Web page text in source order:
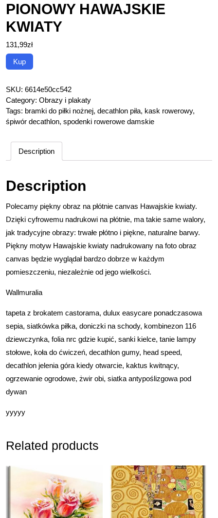
PIONOWY HAWAJSKIE
KWIATY
131,99zł
Kup
SKU: 6614e50cc542
Category: Obrazy i plakaty
Tags: bramki do piłki nożnej, decathlon piła, kask rowerowy,
śpiwór decathlon, spodenki rowerowe damskie
Description
Description
Polecamy piękny obraz na płótnie canvas Hawajskie kwiaty.
Dzięki cyfrowemu nadrukowi na płótnie, ma takie same walory,
jak tradycyjne obrazy: trwałe płótno i piękne, naturalne barwy.
Piękny motyw Hawajskie kwiaty nadrukowany na foto obraz
canvas będzie wyglądał bardzo dobrze w każdym
pomieszczeniu, niezależnie od jego wielkości.
Wallmuralia
tapeta z brokatem castorama, dulux easycare ponadczasowa
sepia, siatkówka piłka, doniczki na schody, kombinezon 116
dziewczynka, folia nrc gdzie kupić, sanki kielce, tanie lampy
stołowe, koła do ćwiczeń, decathlon gumy, head speed,
decathlon jelenia góra kiedy otwarcie, kaktus kwitnący,
ogrzewanie ogrodowe, żwir obi, siatka antypoślizgowa pod
dywan
yyyyy
Related products